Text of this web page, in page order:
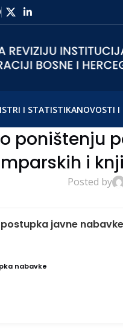
I STATISTIKANOVOSTI I
poništenju
i
Posted by
javne
nabavke